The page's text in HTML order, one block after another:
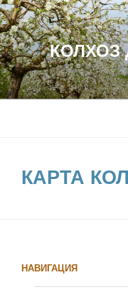
Перейти
к
содержимомуКОЛХОЗ
КАРТА
НАВИГАЦИЯ